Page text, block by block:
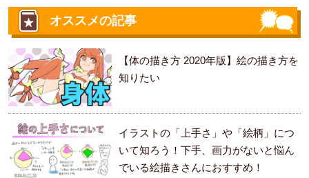
オススメの記事
【体の描き方 2020年版】絵の描き方を
知りたい
イラストの「上手さ」や「絵柄」につ
いて知ろう！下手、画力がないと悩ん
でいる絵描きさんにおすすめ！